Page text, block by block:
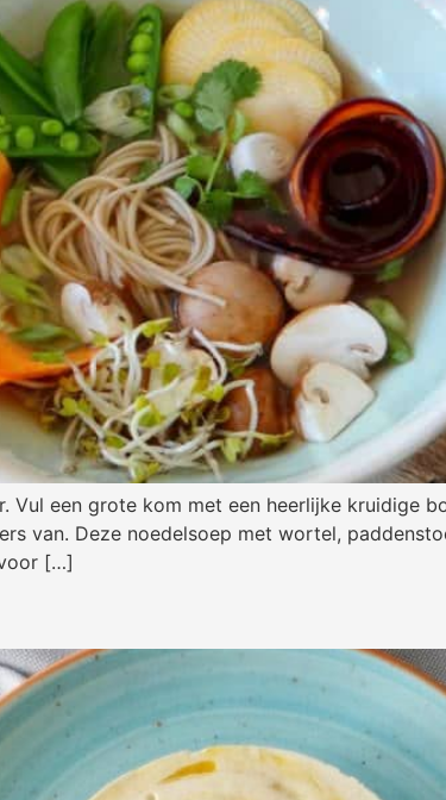
Vul een grote kom met een heerlijke kruidige
van. Deze noedelsoep met wortel,
[…]